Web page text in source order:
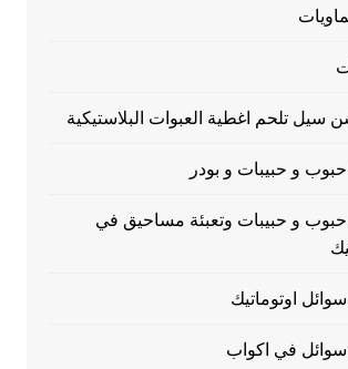
سيل تلحم اغطية العبوات البلاستيكية
حبوب و حبيبات و بودر
حبوب و حبيبات وتعبئة مساحيق في
اوتوماتيك
سوائل في اكواب